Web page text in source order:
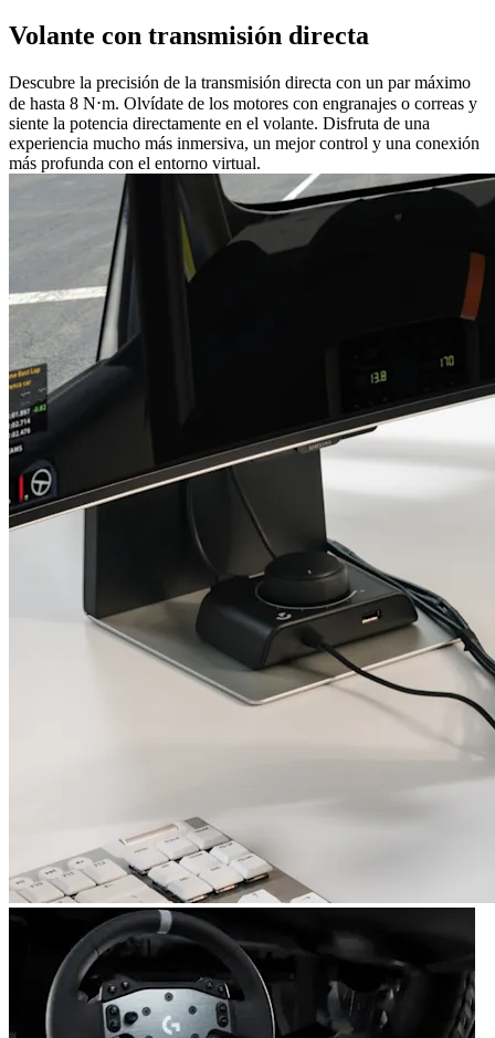
Volante con transmisión directa
Descubre la precisión de la transmisión directa con un par máximo
de hasta 8 N⋅m. Olvídate de los motores con engranajes o correas y
siente la potencia directamente en el volante. Disfruta de una
experiencia mucho más inmersiva, un mejor control y una conexión
más profunda con el entorno virtual.